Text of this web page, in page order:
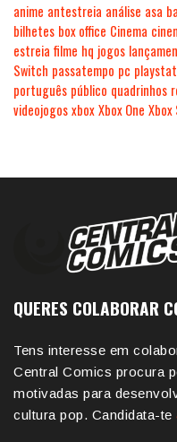
anime antestreia análise asa
bilhetes box office Cinema
estreia filme hq jogos
Switch passatempo pc
português público quadrinhos
videojogosxboxXbox One Xbox
QUERES COLABORAR
Tens interesse em
Central Comics procura
motivadas para
cultura pop. Candidata-te